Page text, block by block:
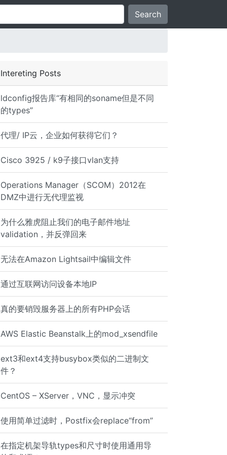
Search
Intereting Posts
ldconfig报告库“有相同的soname但是不同
的types”
代理/ IP云，企业如何获得它们？
Cisco 3925 / k9子接口vlan支持
Operations Manager（SCOM）2012在
DMZ中进行无代理监视
为什么雅虎阻止我们的电子邮件地址
validation，并反弹回来
无法在Amazon Lightsail中编辑文件
通过互联网访问设备本地IP
真的要销毁服务器上的所有PHP会话
AWS Elastic Beanstalk上的mod_xsendfile
ext3和ext4支持busybox类似的二进制文
件？
CentOS – XServer，VNC，显示冲突
使用简单过滤时，Postfix会replace“from”
在指定机架导轨types和尺寸时使用通用导